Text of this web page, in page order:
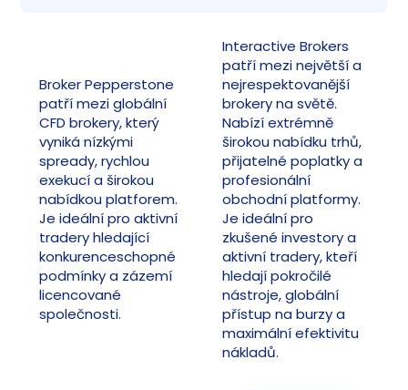
Broker Pepperstone
patří mezi globální
CFD brokery, který
vyniká nízkými
spready, rychlou
exekucí a širokou
nabídkou platforem.
Je ideální pro aktivní
tradery hledající
konkurenceschopné
podmínky a zázemí
licencované
společnosti.
Interactive Brokers
patří mezi největší a
nejrespektovanější
brokery na světě.
Nabízí extrémně
širokou nabídku trhů,
přijatelné poplatky a
profesionální
obchodní platformy.
Je ideální pro
zkušené investory a
aktivní tradery, kteří
hledají pokročilé
nástroje, globální
přístup na burzy a
maximální efektivitu
nákladů.